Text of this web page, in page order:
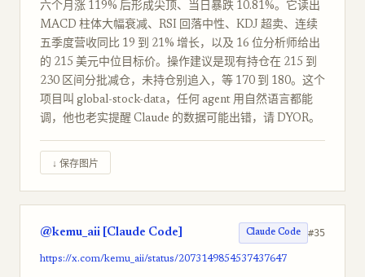
六个月涨 119% 后形成尖顶、当日暴跌 10.81%。它读出
MACD 柱体大幅衰减、RSI 回落中性、KDJ 超卖、连续
五季度营收同比 19 到 21% 增长，以及 16 位分析师给出
的 215 美元中位目标价。操作建议是现有持仓在 215 到
230 区间分批减仓，未持仓别追入，等 170 到 180。这个
项目叫 global-stock-data，任何 agent 用自然语言都能
调，他也老实提醒 Claude 的数据可能出错，请 DYOR。
↓ 保存图片
@kemu_aii [Claude Code] Claude Code #35
https://x.com/kemu_aii/status/2073149854537437647